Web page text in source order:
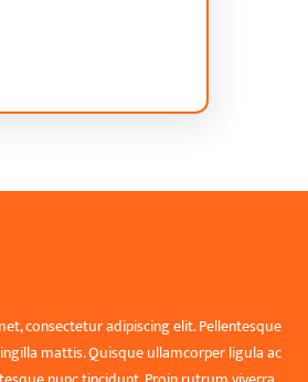
consectetur adipiscing elit. Pellentesque
mattis. Quisque ullamcorper ligula ac